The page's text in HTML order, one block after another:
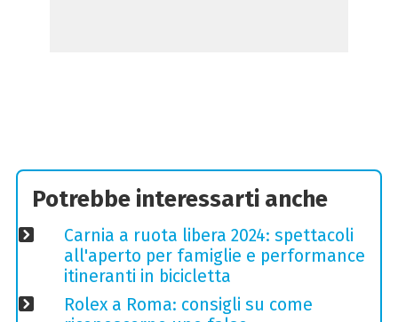
Potrebbe interessarti anche
Carnia a ruota libera 2024: spettacoli
all'aperto per famiglie e performance
itineranti in bicicletta
Rolex a Roma: consigli su come